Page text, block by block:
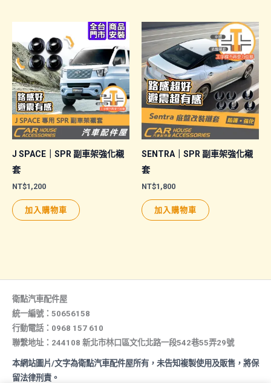
多
種
款
式。
可
在
品
選
擇
J SPACE｜SPR 副車架強化襯
套
NT$1,200
加入購物車
SENTRA｜SPR 副車架強化襯
套
NT$1,800
加入購物車
衛點汽車配件屋
統一編號：50656158
行動電話：0968 157 610
聯繫地址：244108 新北市林口區文化北路一段542巷55弄29號
本網站圖片/文字為衛點汽車配件屋所有，未告知複製使用及販售，將保
留法律刑責。